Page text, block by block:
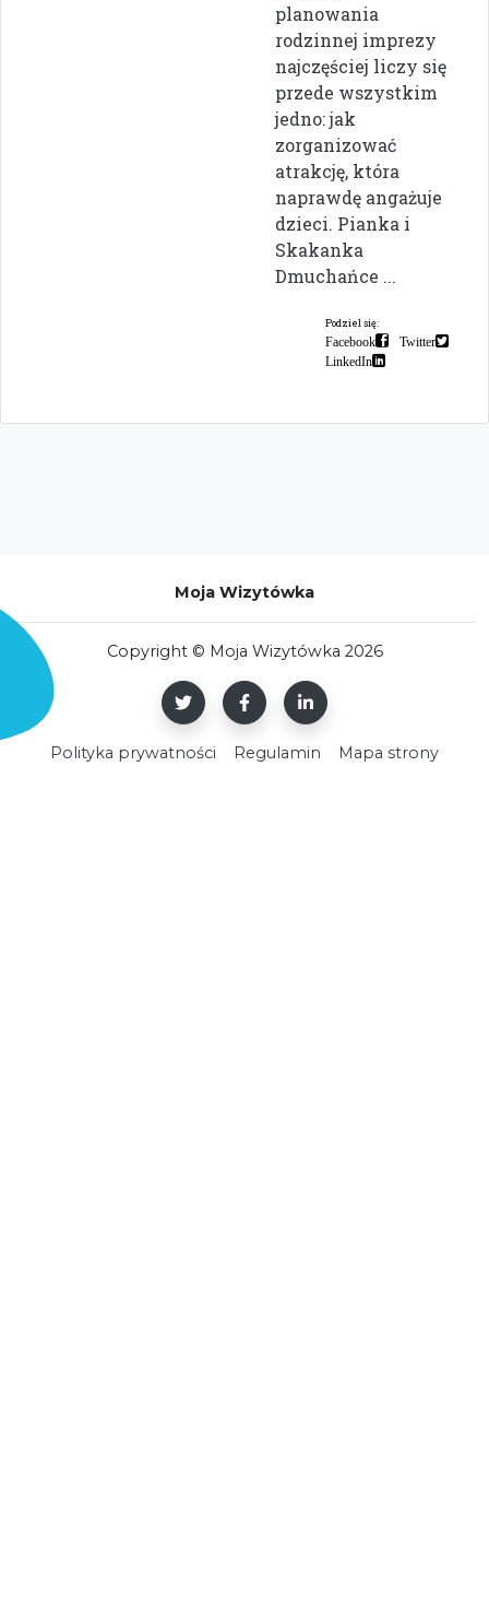
planowania
rodzinnej imprezy
najczęściej liczy się
przede wszystkim
jedno: jak
zorganizować
atrakcję, która
naprawdę angażuje
dzieci. Pianka i
Skakanka
Dmuchańce ...
Podziel się:
Facebook
Twitter
LinkedIn
Moja Wizytówka
Copyright © Moja Wizytówka 2026
Polityka prywatności Regulamin Mapa strony